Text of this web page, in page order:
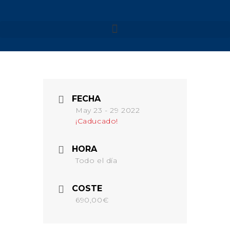
CAVALLS – SEMANA SANTA
FECHA
May 23 - 29 2022
¡Caducado!
HORA
Todo el día
COSTE
690,00€